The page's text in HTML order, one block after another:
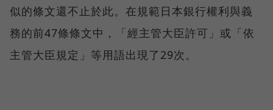
似的條文還不止於此。在規範日本銀行權利與義
務的前47條條文中，「經主管大臣許可」或「依
主管大臣規定」等用語出現了29次。